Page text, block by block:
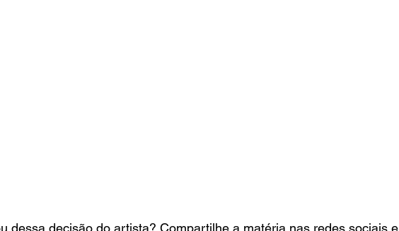
dessa decisão do artista? Compartilhe a matéria nas redes sociais e